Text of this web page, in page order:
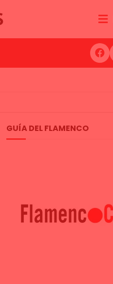
GUÍA DEL FLAMENCO